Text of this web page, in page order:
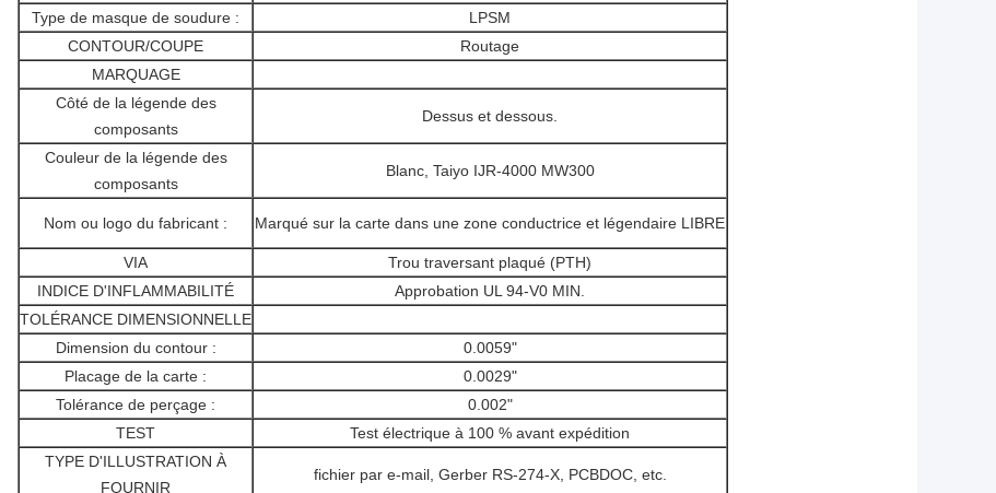
Type de masque de soudure :
LPSM
CONTOUR/COUPE
Routage
MARQUAGE
Côté de la légende des
composants
Dessus et dessous.
Couleur de la légende des
composants
Blanc, Taiyo IJR-4000 MW300
Nom ou logo du fabricant : Marqué sur la carte dans une zone conductrice et légendaire LIBRE
VIA
Trou traversant plaqué (PTH)
INDICE D'INFLAMMABILITÉ
Approbation UL 94-V0 MIN.
TOLÉRANCE DIMENSIONNELLE
Dimension du contour :
0.0059"
Placage de la carte :
0.0029"
Tolérance de perçage :
0.002"
TEST
Test électrique à 100 % avant expédition
TYPE D'ILLUSTRATION À
FOURNIR
fichier par e-mail, Gerber RS-274-X, PCBDOC, etc.